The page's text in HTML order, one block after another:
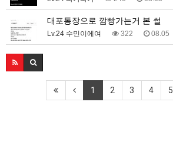
대포통장으로 깜빵가는거 본 썰
Lv.24 수민이에여 322 08.05
1 2 3 4 5